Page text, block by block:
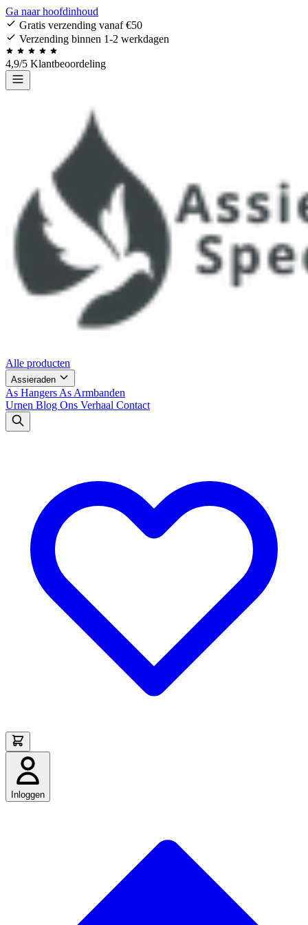
Ga naar hoofdinhoud
Gratis verzending vanaf €50
Verzending binnen 1-2 werkdagen
4,9/5 Klantbeoordeling
Alle producten
Assieraden
As Hangers As Armbanden
Urnen Blog Ons Verhaal Contact
Inloggen